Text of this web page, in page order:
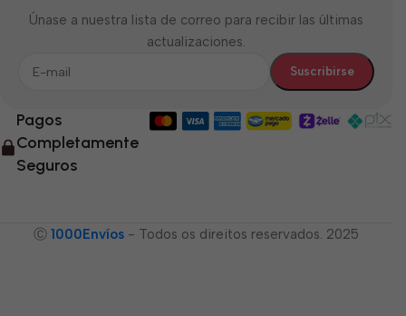
Únase a nuestra lista de correo para recibir las últimas
actualizaciones.
Pagos
Completamente
Seguros
Ⓒ 1000Envíos - Todos os direitos reservados. 2025